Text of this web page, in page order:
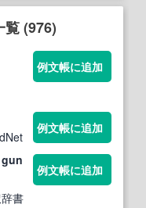
覧 (976)
例文帳に追加
例文帳に追加
gun
書
例文帳に追加